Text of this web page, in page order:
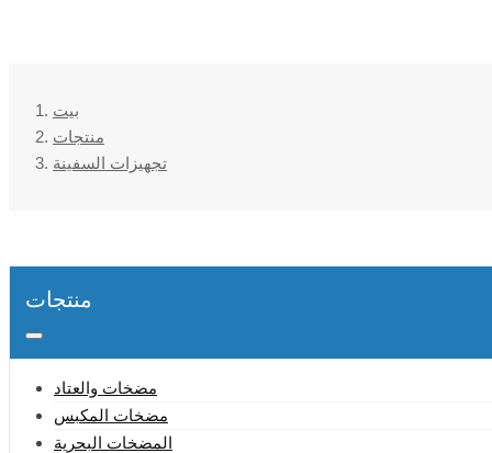
بيت
منتجات
تجهيزات السفينة
منتجات
مضخات والعتاد
مضخات المكبس
المضخات البحرية